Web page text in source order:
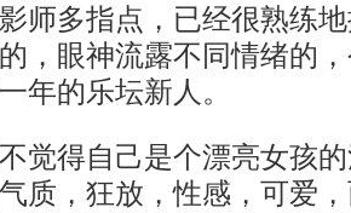
师多指点，已经很熟练
，眼神流露不同情绪的
年的乐坛新人。
得自己是个漂亮女孩的
质，狂放，性感，可爱